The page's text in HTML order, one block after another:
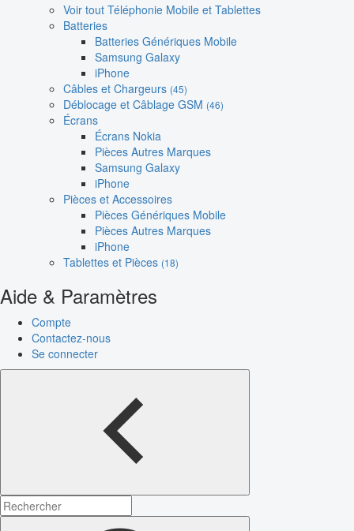
Voir tout Téléphonie Mobile et Tablettes
Batteries
Batteries Génériques Mobile
Samsung Galaxy
iPhone
Câbles et Chargeurs (45)
Déblocage et Câblage GSM (46)
Écrans
Écrans Nokia
Pièces Autres Marques
Samsung Galaxy
iPhone
Pièces et Accessoires
Pièces Génériques Mobile
Pièces Autres Marques
iPhone
Tablettes et Pièces (18)
Aide & Paramètres
Compte
Contactez-nous
Se connecter